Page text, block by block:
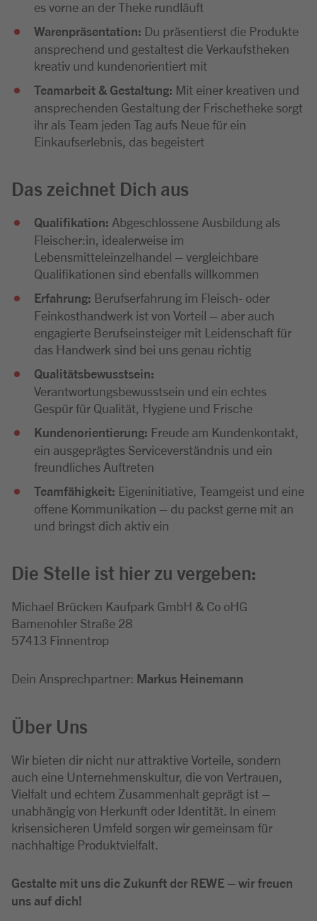
es vorne an der Theke rundläuft
Warenpräsentation: Du präsentierst die Produkte
ansprechend und gestaltest die Verkaufstheken
kreativ und kundenorientiert mit
Teamarbeit & Gestaltung: Mit einer kreativen und
ansprechenden Gestaltung der Frischetheke sorgt
ihr als Team jeden Tag aufs Neue für ein
Einkaufserlebnis, das begeistert
Das zeichnet Dich aus
Qualifikation: Abgeschlossene Ausbildung als
Fleischer:in, idealerweise im
Lebensmitteleinzelhandel – vergleichbare
Qualifikationen sind ebenfalls willkommen
Erfahrung: Berufserfahrung im Fleisch- oder
Feinkosthandwerk ist von Vorteil – aber auch
engagierte Berufseinsteiger mit Leidenschaft für
das Handwerk sind bei uns genau richtig
Qualitätsbewusstsein:
Verantwortungsbewusstsein und ein echtes
Gespür für Qualität, Hygiene und Frische
Kundenorientierung: Freude am Kundenkontakt,
ein ausgeprägtes Serviceverständnis und ein
freundliches Auftreten
Teamfähigkeit: Eigeninitiative, Teamgeist und eine
offene Kommunikation – du packst gerne mit an
und bringst dich aktiv ein
Die Stelle ist hier zu vergeben:
Michael Brücken Kaufpark GmbH & Co oHG
Bamenohler Straße 28
57413 Finnentrop
Dein Ansprechpartner: Markus Heinemann
Über Uns
Wir bieten dir nicht nur attraktive Vorteile, sondern
auch eine Unternehmenskultur, die von Vertrauen,
Vielfalt und echtem Zusammenhalt geprägt ist –
unabhängig von Herkunft oder Identität. In einem
krisensicheren Umfeld sorgen wir gemeinsam für
nachhaltige Produktvielfalt.
Gestalte mit uns die Zukunft der REWE – wir freuen
uns auf dich!